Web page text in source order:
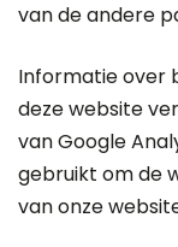
van de andere
Informatie over
deze website
van Google
gebruikt om de
van onze